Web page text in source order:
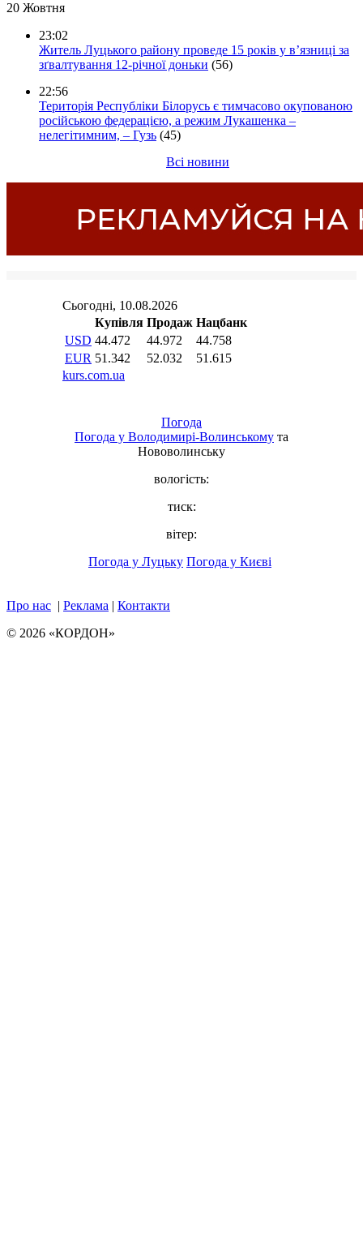
20 Жовтня
23:02
Житель Луцького району проведе 15 років у в’язниці за
зґвалтування 12-річної доньки (56)
22:56
Територія Республіки Білорусь є тимчасово окупованою
російською федерацією, а режим Лукашенка –
нелегітимним, – Гузь (45)
Всі новини
Погода
Погода у Володимирі-Волинському та
Нововолинську
вологість:
тиск:
вітер:
Погода у Луцьку Погода у Києві
Про нас | Реклама | Контакти
© 2026 «КОРДОН»